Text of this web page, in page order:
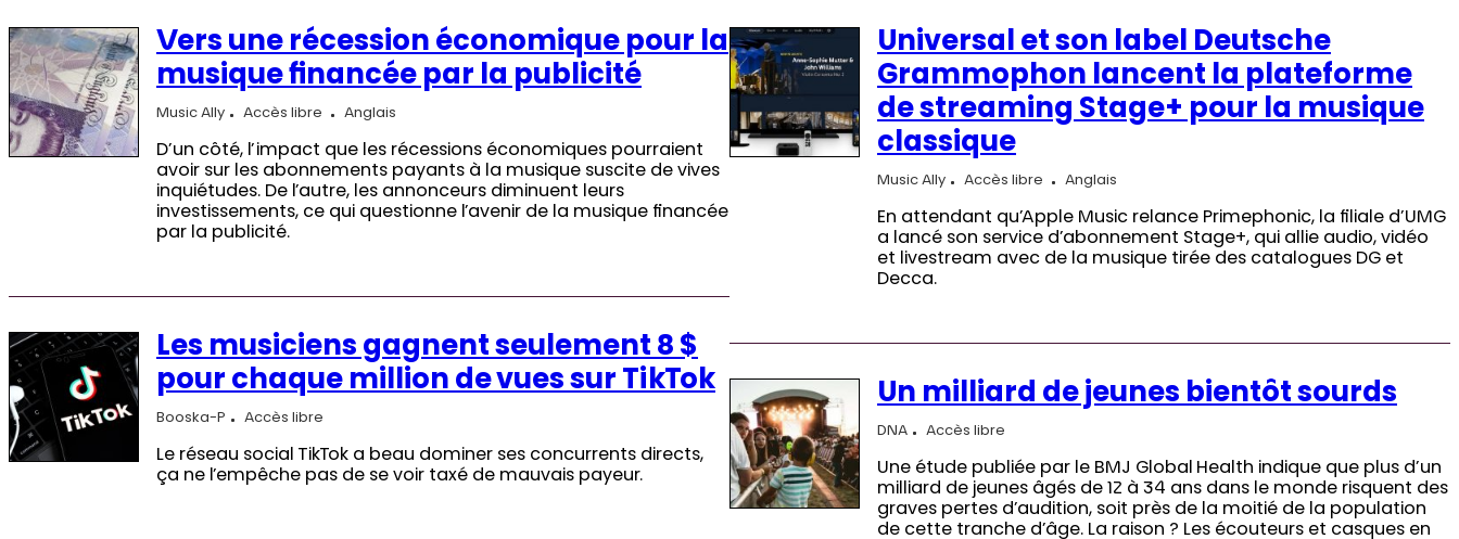
Vers une récession économique pour la
musique financée par la publicité
Music Ally Accès libre Anglais
D’un côté, l’impact que les récessions économiques pourraient
avoir sur les abonnements payants à la musique suscite de vives
inquiétudes. De l’autre, les annonceurs diminuent leurs
investissements, ce qui questionne l’avenir de la musique financée
par la publicité.
Les musiciens gagnent seulement 8 $
pour chaque million de vues sur TikTok
Booska-P Accès libre
Le réseau social TikTok a beau dominer ses concurrents directs,
ça ne l’empêche pas de se voir taxé de mauvais payeur.
Universal et son label Deutsche
Grammophon lancent la plateforme
de streaming Stage+ pour la musique
classique
Music Ally Accès libre Anglais
En attendant qu’Apple Music relance Primephonic, la filiale d’UMG
a lancé son service d’abonnement Stage+, qui allie audio, vidéo
et livestream avec de la musique tirée des catalogues DG et
Decca.
Un milliard de jeunes bientôt sourds
DNA Accès libre
Une étude publiée par le BMJ Global Health indique que plus d’un
milliard de jeunes âgés de 12 à 34 ans dans le monde risquent des
graves pertes d’audition, soit près de la moitié de la population
de cette tranche d’âge. La raison ? Les écouteurs et casques en